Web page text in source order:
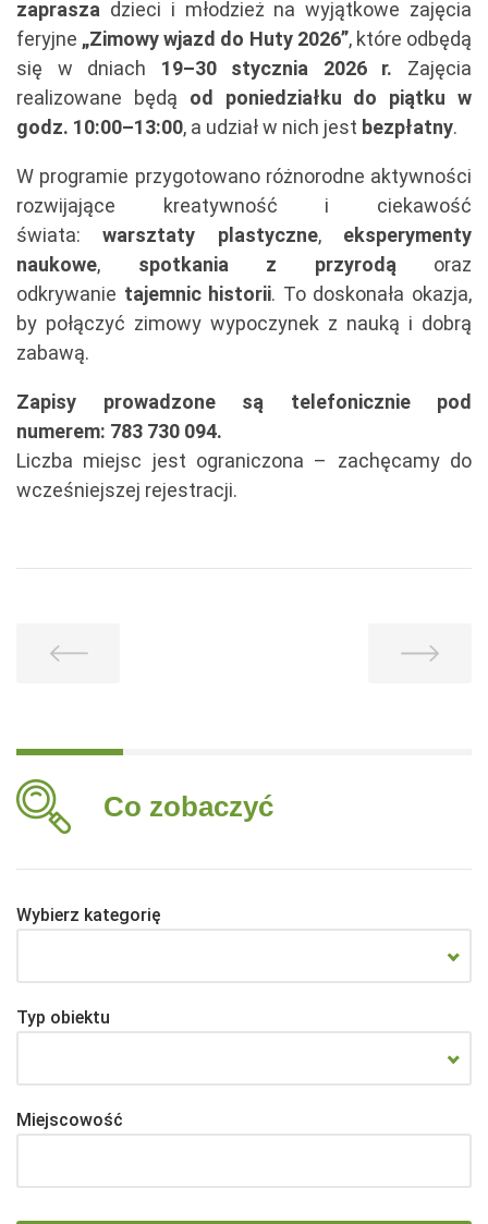
zaprasza dzieci i młodzież na wyjątkowe zajęcia
feryjne „Zimowy wjazd do Huty 2026”, które odbędą
się w dniach 19–30 stycznia 2026 r. Zajęcia
realizowane będą od poniedziałku do piątku w
godz. 10:00–13:00, a udział w nich jest bezpłatny.
W programie przygotowano różnorodne aktywności
rozwijające kreatywność i ciekawość
świata:warsztaty plastyczne, eksperymenty
naukowe, spotkania z przyrodą oraz
odkrywanie tajemnic historii. To doskonała okazja,
by połączyć zimowy wypoczynek z nauką i dobrą
zabawą.
Zapisy prowadzone są telefonicznie pod
numerem: 783 730 094.
Liczba miejsc jest ograniczona – zachęcamy do
wcześniejszej rejestracji.
Co zobaczyć
Wybierz kategorię
Typ obiektu
Miejscowość